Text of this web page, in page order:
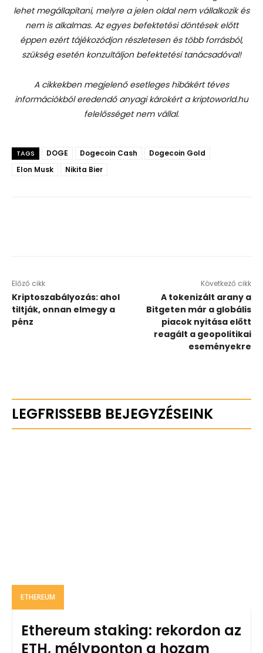
lehet megállapítani, melyre a jelen oldal nem vállalkozik és
nem is alkalmas. Az egyes befektetési döntések előtt
éppen ezért tájékozódjon részletesen és több forrásból,
szükség esetén konzultáljon befektetési tanácsadóval!
A cikkekben megjelenő esetleges hibákért téves
információkból eredendő anyagi károkért a kriptoworld.hu
felelősséget nem vállal.
TAGS DOGE Dogecoin Cash
Dogecoin Gold
Elon Musk
Nikita Bier
Előző cikk
Kriptoszabályozás: ahol
tiltják, onnan elmegy a
pénz
Következő cikk
A tokenizált arany a
Bitgeten már a globális
piacok nyitása előtt
reagált a geopolitikai
eseményekre
LEGFRISSEBB BEJEGYZÉSEINK
ETHEREUM
Ethereum staking: rekordon az
ETH, mélyponton a hozam